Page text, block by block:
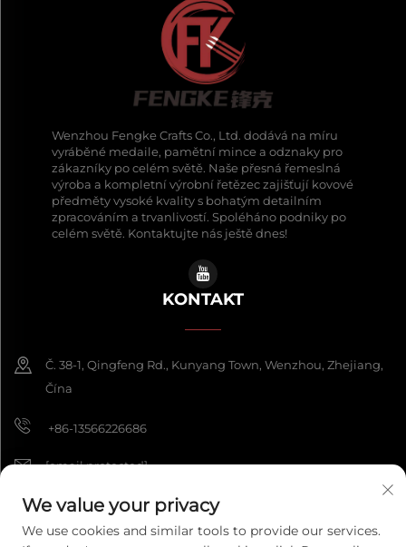
Wenzhou Fengke Crafts Co., Ltd. dodává na míru
vyráběné medaile, pamětní mince a odznaky pro
zákazníky po celém světě. Naše přesná řemeslná
výroba a kompletní výrobní řetězec zajišťují kovové
předměty vysoké kvality s bohatým detailním
zpracováním a trvanlivostí. Spoléháno podniky po
celém světě. Kontaktujte nás ještě dnes!
KONTAKT
Č. 38-1, Qingfeng Rd., Kunyang Town, Wenzhou, Zhejiang,
Čína
+86-13566226686
[email protected]
Copyright © 2026 Wenzhou Fengke Crafts Co., Ltd. Všechna práva
We value your privacy
We use cookies and similar tools to provide our services.